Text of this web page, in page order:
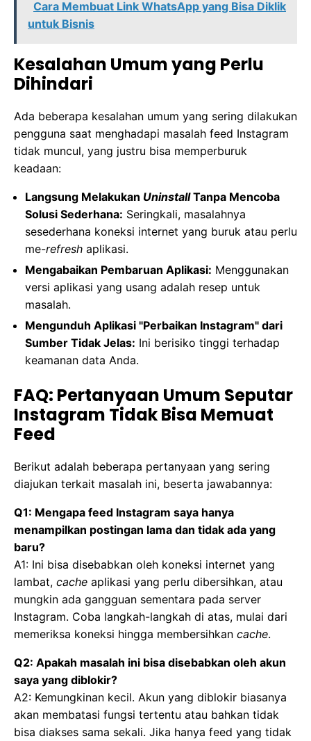
Cara Membuat Link WhatsApp yang Bisa Diklik
untuk Bisnis
Kesalahan Umum yang Perlu
Dihindari
Ada beberapa kesalahan umum yang sering dilakukan
pengguna saat menghadapi masalah feed Instagram
tidak muncul, yang justru bisa memperburuk
keadaan:
Langsung Melakukan UninstallTanpa Mencoba
Solusi Sederhana: Seringkali, masalahnya
sesederhana koneksi internet yang buruk atau perlu
me-refresh aplikasi.
Mengabaikan Pembaruan Aplikasi: Menggunakan
versi aplikasi yang usang adalah resep untuk
masalah.
Mengunduh Aplikasi "Perbaikan Instagram" dari
Sumber Tidak Jelas: Ini berisiko tinggi terhadap
keamanan data Anda.
FAQ: Pertanyaan Umum Seputar
Instagram Tidak Bisa Memuat
Feed
Berikut adalah beberapa pertanyaan yang sering
diajukan terkait masalah ini, beserta jawabannya:
Q1: Mengapa feed Instagram saya hanya
menampilkan postingan lama dan tidak ada yang
baru?
A1: Ini bisa disebabkan oleh koneksi internet yang
lambat, cache aplikasi yang perlu dibersihkan, atau
mungkin ada gangguan sementara pada server
Instagram. Coba langkah-langkah di atas, mulai dari
memeriksa koneksi hingga membersihkan cache.
Q2: Apakah masalah ini bisa disebabkan oleh akun
saya yang diblokir?
A2: Kemungkinan kecil. Akun yang diblokir biasanya
akan membatasi fungsi tertentu atau bahkan tidak
bisa diakses sama sekali. Jika hanya feed yang tidak